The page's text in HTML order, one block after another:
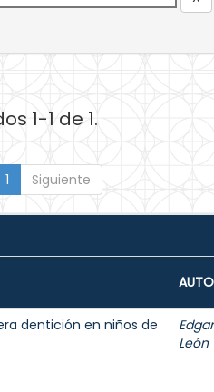
1-1 de 1.
1 Siguiente
dentición en niños de
León